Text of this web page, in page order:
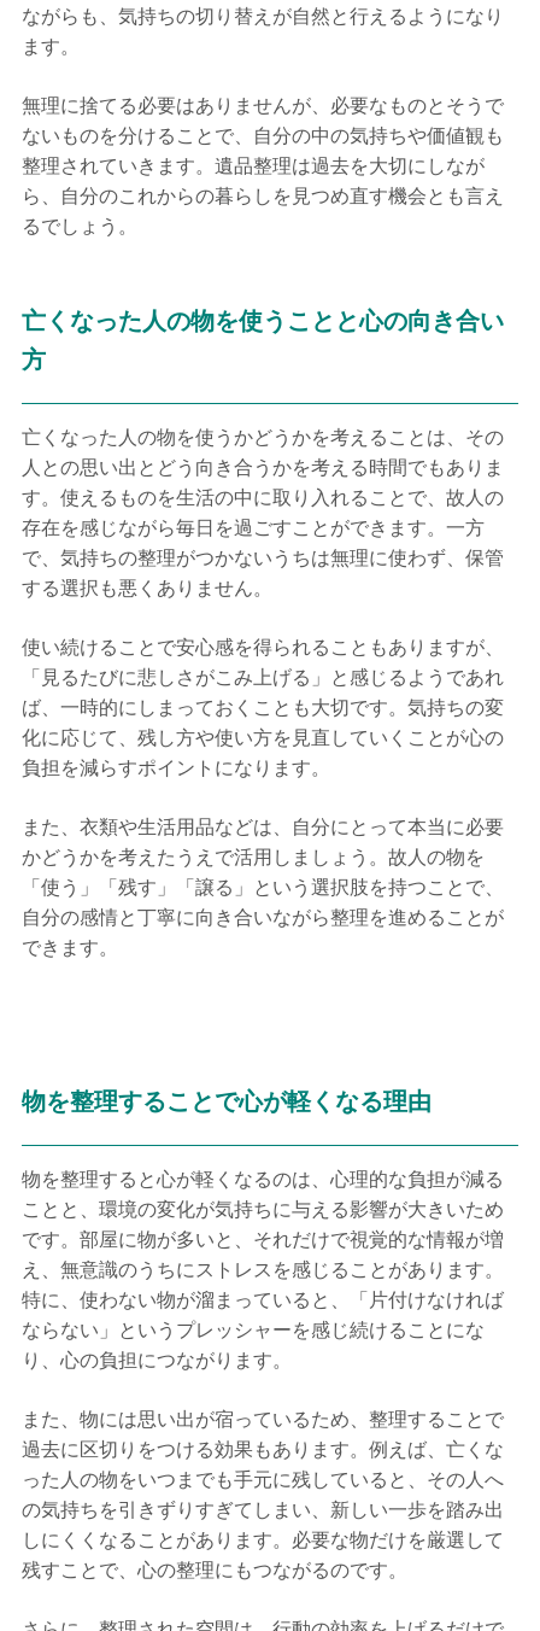
ながらも、気持ちの切り替えが自然と行えるようになり
ます。
無理に捨てる必要はありませんが、必要なものとそうで
ないものを分けることで、自分の中の気持ちや価値観も
整理されていきます。遺品整理は過去を大切にしなが
ら、自分のこれからの暮らしを見つめ直す機会とも言え
るでしょう。
亡くなった人の物を使うことと心の向き合い
方
亡くなった人の物を使うかどうかを考えることは、その
人との思い出とどう向き合うかを考える時間でもありま
す。使えるものを生活の中に取り入れることで、故人の
存在を感じながら毎日を過ごすことができます。一方
で、気持ちの整理がつかないうちは無理に使わず、保管
する選択も悪くありません。
使い続けることで安心感を得られることもありますが、
「見るたびに悲しさがこみ上げる」と感じるようであれ
ば、一時的にしまっておくことも大切です。気持ちの変
化に応じて、残し方や使い方を見直していくことが心の
負担を減らすポイントになります。
また、衣類や生活用品などは、自分にとって本当に必要
かどうかを考えたうえで活用しましょう。故人の物を
「使う」「残す」「譲る」という選択肢を持つことで、
自分の感情と丁寧に向き合いながら整理を進めることが
できます。
物を整理することで心が軽くなる理由
物を整理すると心が軽くなるのは、心理的な負担が減る
ことと、環境の変化が気持ちに与える影響が大きいため
です。部屋に物が多いと、それだけで視覚的な情報が増
え、無意識のうちにストレスを感じることがあります。
特に、使わない物が溜まっていると、「片付けなければ
ならない」というプレッシャーを感じ続けることにな
り、心の負担につながります。
また、物には思い出が宿っているため、整理することで
過去に区切りをつける効果もあります。例えば、亡くな
った人の物をいつまでも手元に残していると、その人へ
の気持ちを引きずりすぎてしまい、新しい一歩を踏み出
しにくくなることがあります。必要な物だけを厳選して
残すことで、心の整理にもつながるのです。